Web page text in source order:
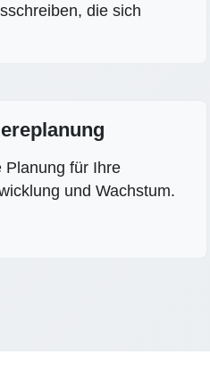
die sich
Planung für Ihre
und Wachstum.